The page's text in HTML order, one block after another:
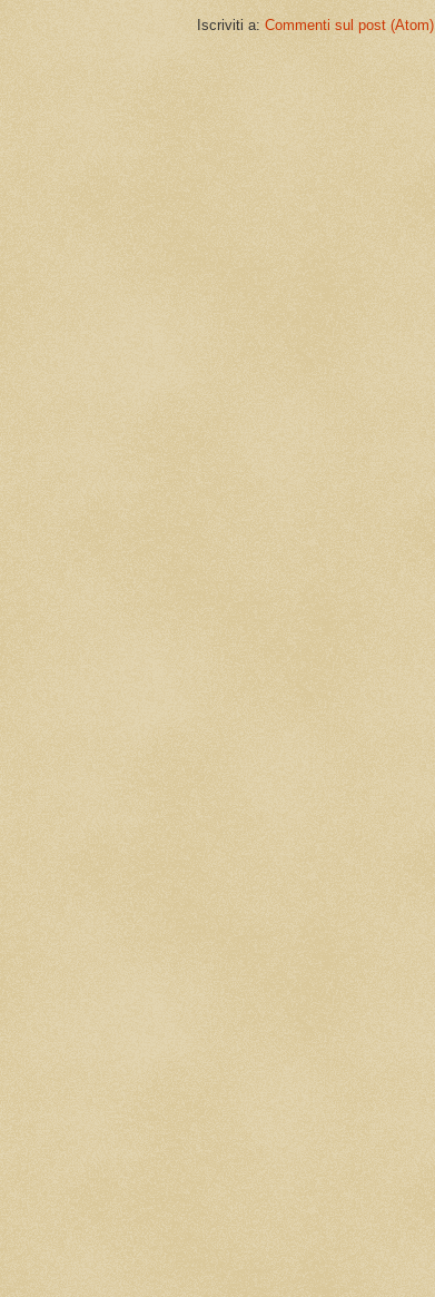
Iscriviti a: Commenti sul post (Atom)